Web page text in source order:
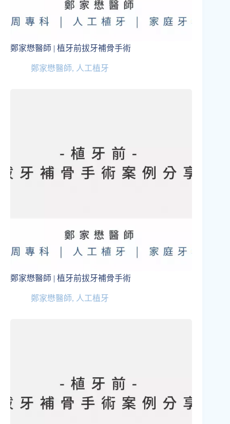
鄭家懋醫師 | 植牙前拔牙補骨手術
鄭家懋醫師, 人工植牙
鄭家懋醫師 | 植牙前拔牙補骨手術
鄭家懋醫師, 人工植牙